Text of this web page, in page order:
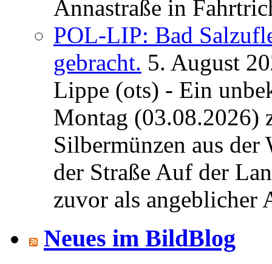
Annastraße in
POL-LIP: Bad
gebracht. 5. August
Lippe (ots) - Ein
Montag (03.08.2026)
Silbermünzen aus der
der Straße Auf der
zuvor als angeblicher
Neues im BildBlog